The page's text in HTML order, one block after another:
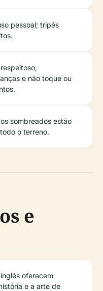
pessoal; tripés
e não toque ou
sombreados estão
o terreno.
e
oferecem
e a arte de